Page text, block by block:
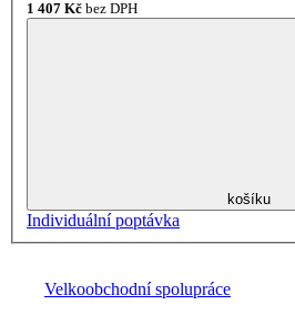
1 407 Kč bez DPH
košíku
Individuální poptávka
Velkoobchodní spolupráce